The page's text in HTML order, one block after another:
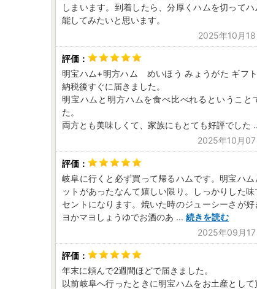
しまいます。到着したら、分厚くハムを切って
能してみたいと思います。
2025年10月
明宝ハム+明方ハム めいほう みょうがた ギフ
納税後すぐに届きました。
明宝ハムと明方ハムを食べ比べれるということ
た。
両方とも美味しくて、家族にもとても好評でした
2025年10月
岐阜に行くと必ず買って帰るハムです。明宝ハ
ットがあったなんて嬉しい限り。しっかりした味
セントになります。焼いた時のジューシーさが
ヨかマヨしょうゆでお酒のあ ... 続きを読む
2025年09月
年末に頼んで2週間ほどで届きました。
以前岐阜へ行ったときに明宝ハムをお土産とし